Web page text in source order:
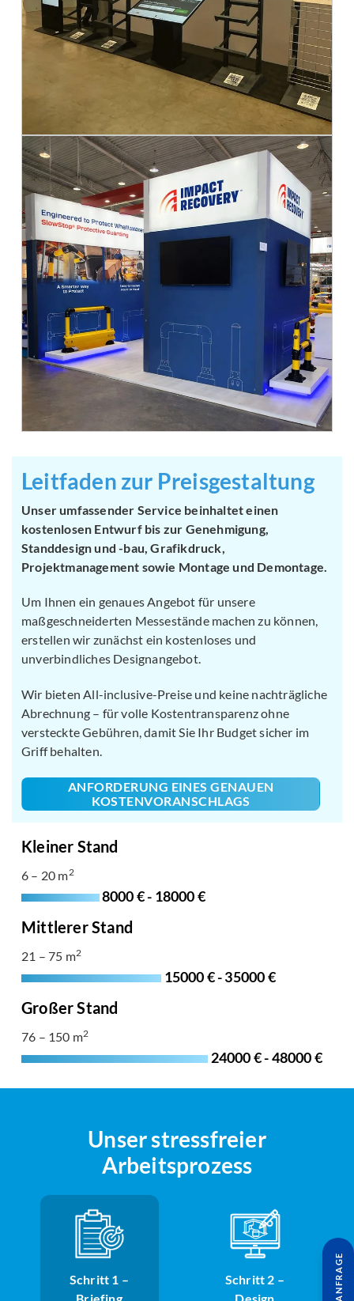
Leitfaden zur Preisgestaltung
Unser umfassender Service beinhaltet einen
kostenlosen Entwurf bis zur Genehmigung,
Standdesign und -bau, Grafikdruck,
Projektmanagement sowie Montage und Demontage.
Um Ihnen ein genaues Angebot für unsere
maßgeschneiderten Messestände machen zu können,
erstellen wir zunächst ein kostenloses und
unverbindliches Designangebot.
Wir bieten All-inclusive-Preise und keine nachträgliche
Abrechnung – für volle Kostentransparenz ohne
versteckte Gebühren, damit Sie Ihr Budget sicher im
Griff behalten.
ANFORDERUNG EINES GENAUEN
KOSTENVORANSCHLAGS
Kleiner Stand
6 – 20 m2
8000 € - 18000 €
Mittlerer Stand
21 – 75 m2
15000 € - 35000 €
Großer Stand
76 – 150 m2
24000 € - 48000 €
Unser stressfreier
Arbeitsprozess
Schritt 1 –
Schritt 2 –